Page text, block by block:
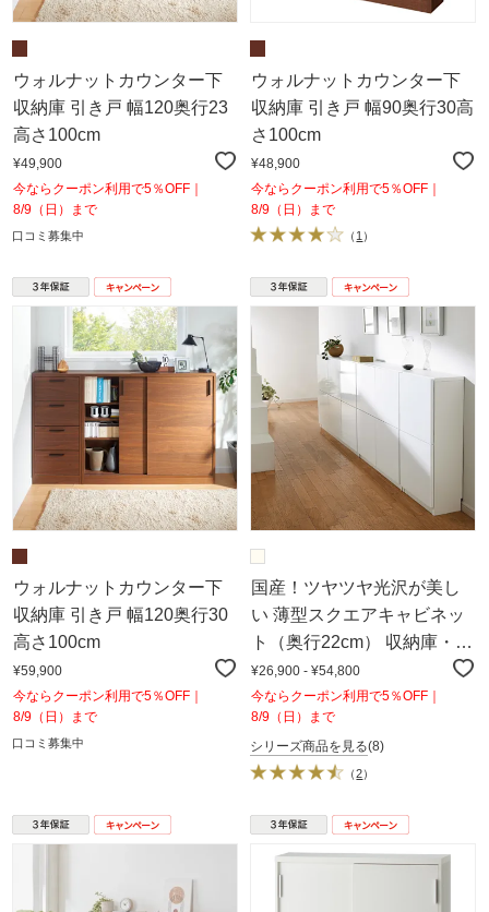
ウォルナットカウンター下
収納庫 引き戸 幅120奥行23
高さ100cm
¥49,900
今ならクーポン利用で5％OFF｜
8/9（日）まで
口コミ募集中
ウォルナットカウンター下
収納庫 引き戸 幅90奥行30高
さ100cm
¥48,900
今ならクーポン利用で5％OFF｜
8/9（日）まで
（ 1 ）
ウォルナットカウンター下
収納庫 引き戸 幅120奥行30
高さ100cm
¥59,900
今ならクーポン利用で5％OFF｜
8/9（日）まで
口コミ募集中
国産！ツヤツヤ光沢が美し
い 薄型スクエアキャビネッ
ト（奥行22cm） 収納庫・幅
120cm 3列6マス
¥26,900 - ¥54,800
今ならクーポン利用で5％OFF｜
8/9（日）まで
シリーズ商品を見る(8)
（2）